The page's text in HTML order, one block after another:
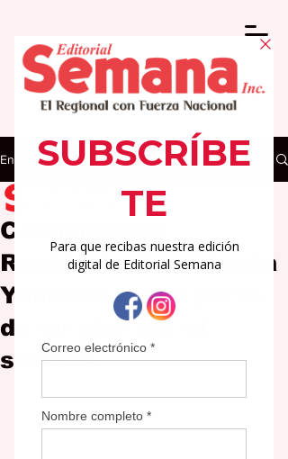
Entrada
Comisionado
Residente llega hasta
Yabucoa como parte
de su gira por el
sureste
1 min de lectura